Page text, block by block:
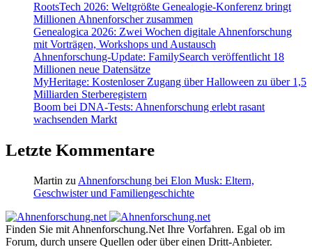
RootsTech 2026: Weltgrößte Genealogie-Konferenz bringt
Millionen Ahnenforscher zusammen
Genealogica 2026: Zwei Wochen digitale Ahnenforschung
mit Vorträgen, Workshops und Austausch
Ahnenforschung-Update: FamilySearch veröffentlicht 18
Millionen neue Datensätze
MyHeritage: Kostenloser Zugang über Halloween zu über 1,5
Milliarden Sterberegistern
Boom bei DNA-Tests: Ahnenforschung erlebt rasant
wachsenden Markt
Letzte Kommentare
Martin zu Ahnenforschung bei Elon Musk: Eltern,
Geschwister und Familiengeschichte
Finden Sie mit Ahnenforschung.Net Ihre Vorfahren. Egal ob im
Forum, durch unsere Quellen oder über einen Dritt-Anbieter.